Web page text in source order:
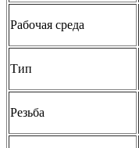
Рабочая среда
Тип
Резьба